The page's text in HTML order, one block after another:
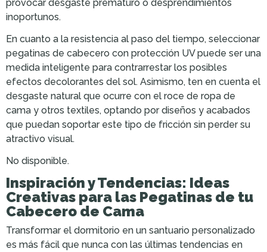
provocar desgaste prematuro o desprendimientos
inoportunos.
En cuanto a la resistencia al paso del tiempo, seleccionar
pegatinas de cabecero con protección UV puede ser una
medida inteligente para contrarrestar los posibles
efectos decolorantes del sol. Asimismo, ten en cuenta el
desgaste natural que ocurre con el roce de ropa de
cama y otros textiles, optando por diseños y acabados
que puedan soportar este tipo de fricción sin perder su
atractivo visual.
No disponible.
Inspiración y Tendencias: Ideas
Creativas para las Pegatinas de tu
Cabecero de Cama
Transformar el dormitorio en un santuario personalizado
es más fácil que nunca con las últimas tendencias en